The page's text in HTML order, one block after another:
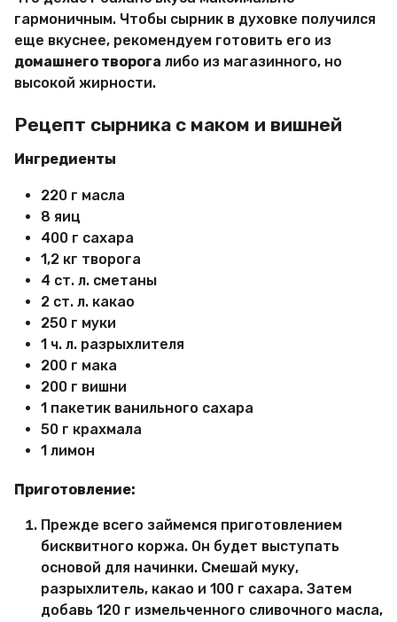
гармоничным. Чтобы сырник в духовке получился
еще вкуснее, рекомендуем готовить его из
домашнего творога либо из магазинного, но
высокой жирности.
Рецепт сырника с маком и вишней
Ингредиенты
220 г масла
8 яиц
400 г сахара
1,2 кг творога
4 ст. л. сметаны
2 ст. л. какао
250 г муки
1 ч. л. разрыхлителя
200 г мака
200 г вишни
1 пакетик ванильного сахара
50 г крахмала
1 лимон
Приготовление:
Прежде всего займемся приготовлением
бисквитного коржа. Он будет выступать
основой для начинки. Смешай муку,
разрыхлитель, какао и 100 г сахара. Затем
добавь 120 г измельченного сливочного масла,